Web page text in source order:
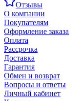
Отзывы
О компании
Покупателям
Оформление заказа
Оплата
Рассрочка
Доставка
Гарантия
Обмен и возврат
Вопросы и ответы
Личный кабинет